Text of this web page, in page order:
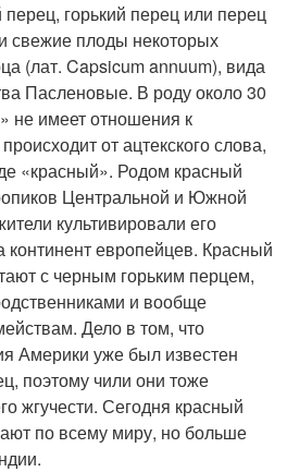
горький перец или перец
свежие плоды некоторых
(лат. Capsicum annuum), вида
Пасленовые. В роду около 30
не имеет отношения к
от ацтекского слова,
«красный». Родом красный
Центральной и Южной
культивировали его
континент европейцев. Красный
с черным горьким перцем,
и вообще
Дело в том, что
Америки уже был известен
поэтому чили они тоже
жгучести. Сегодня красный
по всему миру, но больше